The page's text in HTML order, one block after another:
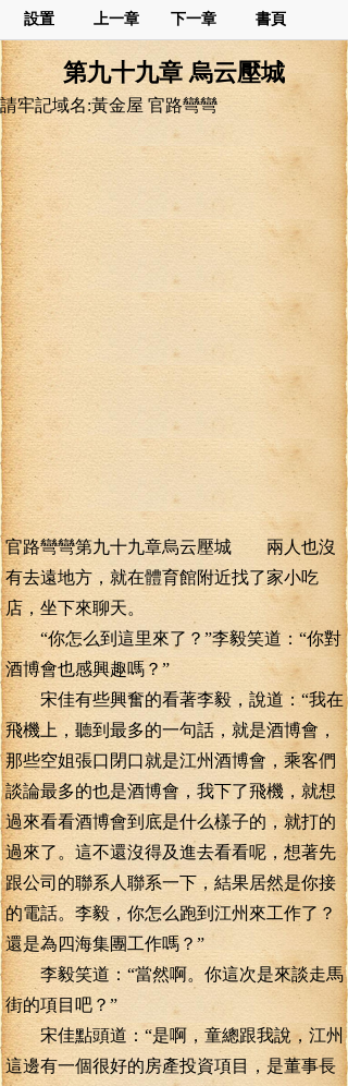
設置 上一章 下一章 書頁
第九十九章 烏云壓城
請牢記域名:黃金屋 官路彎彎
官路彎彎第九十九章烏云壓城 兩人也沒
有去遠地方，就在體育館附近找了家小吃
店，坐下來聊天。
“你怎么到這里來了？”李毅笑道：“你對
酒博會也感興趣嗎？”
宋佳有些興奮的看著李毅，說道：“我在
飛機上，聽到最多的一句話，就是酒博會，
那些空姐張口閉口就是江州酒博會，乘客們
談論最多的也是酒博會，我下了飛機，就想
過來看看酒博會到底是什么樣子的，就打的
過來了。這不還沒得及進去看看呢，想著先
跟公司的聯系人聯系一下，結果居然是你接
的電話。李毅，你怎么跑到江州來工作了？
還是為四海集團工作嗎？”
李毅笑道：“當然啊。你這次是來談走馬
街的項目吧？”
宋佳點頭道：“是啊，童總跟我說，江州
這邊有一個很好的房產投資項目，是董事長